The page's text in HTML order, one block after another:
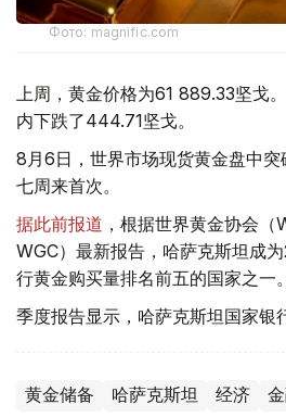
Фото: magnific.com
上周，黄金价格为61 889.33坚戈
内下跌了444.71坚戈。
8月6日，世界市场现货黄金盘中
七周来首次。
据此前报道 ，根据世界黄金协会
WGC）最新报告，哈萨克斯坦成
行黄金购买量排名前五的国家之一。
季度报告显示，哈萨克斯坦国家银
黄金储备 哈萨克斯坦 经济